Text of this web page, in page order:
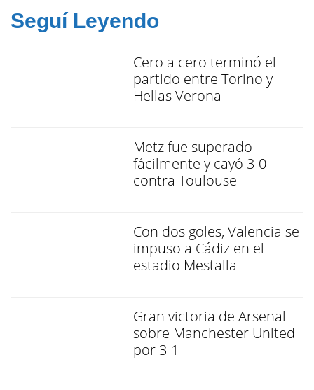
Seguí Leyendo
Cero a cero terminó el
partido entre Torino y
Hellas Verona
Metz fue superado
fácilmente y cayó 3-0
contra Toulouse
Con dos goles, Valencia se
impuso a Cádiz en el
estadio Mestalla
Gran victoria de Arsenal
sobre Manchester United
por 3-1